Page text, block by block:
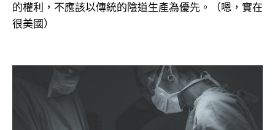
的權利，不應該以傳統的陰道生產為優先。（嗯，實在
很美國）